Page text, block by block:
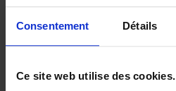
Consentement Détails
Ce site web utilise des cookies.